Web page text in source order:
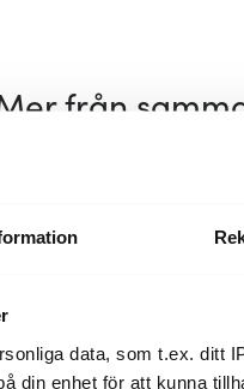
data, som t.ex. ditt
din enhet för att kunna
från